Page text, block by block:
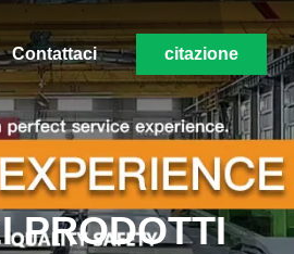
Contattaci citazione
PRODOTTI